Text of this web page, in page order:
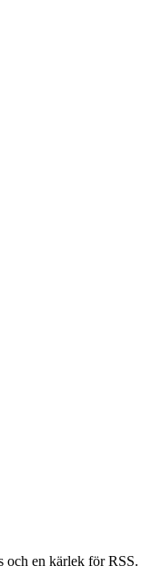
och en kärlek för RSS.